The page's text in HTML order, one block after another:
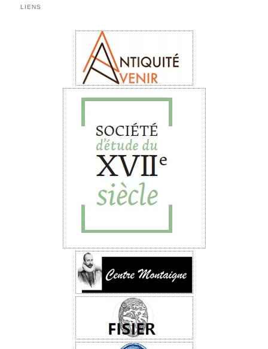
LIENS